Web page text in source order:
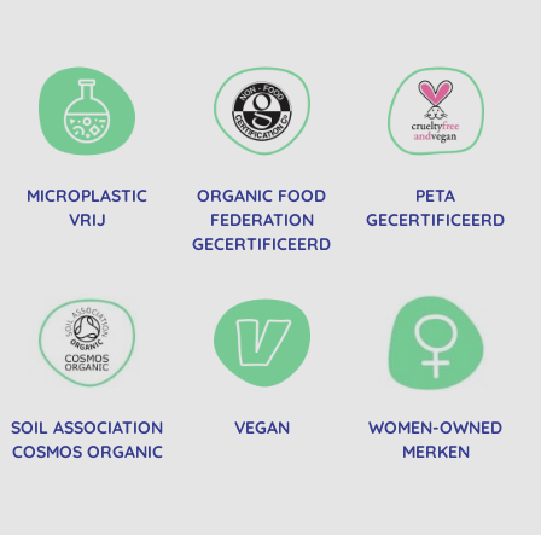
MICROPLASTIC
VRIJ
ORGANIC FOOD
FEDERATION
GECERTIFICEERD
PETA
GECERTIFICEERD
SOIL ASSOCIATION
COSMOS ORGANIC
VEGAN
WOMEN-OWNED
MERKEN